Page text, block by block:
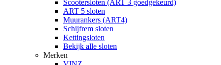
Scootersloten (ART 3 goedgekeurd)
ART 5 sloten
Muurankers (ART4)
Schijfrem sloten
Kettingsloten
Bekijk alle sloten
Merken